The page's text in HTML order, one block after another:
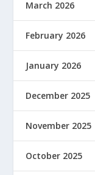
March 2026
February 2026
January 2026
December 2025
November 2025
October 2025